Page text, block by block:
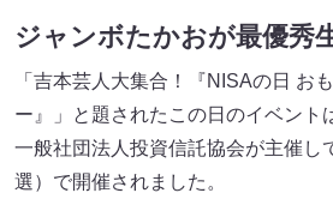
ジャンボたかおが最優秀
「吉本芸人大集合！『NISAの日 お
ー』」と題されたこの日のイベント
一般社団法人投資信託協会が主催し
選）で開催されました。